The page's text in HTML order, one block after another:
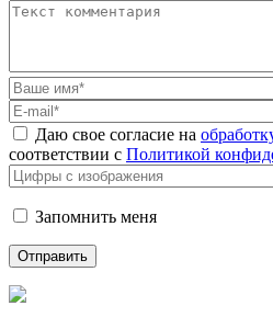
Даю свое согласие на
соответствии с Политикой
Запомнить меня